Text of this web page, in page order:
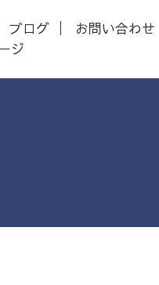
ブログ
お問い合わせ
ジ